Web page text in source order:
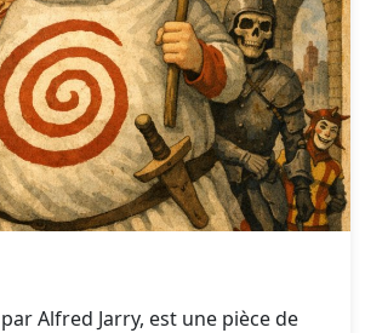
Alfred Jarry, est une pièce de